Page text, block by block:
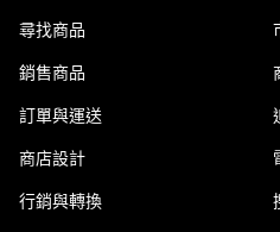
尋找商品
銷售商品
訂單與運送
商店設計
行銷與轉換